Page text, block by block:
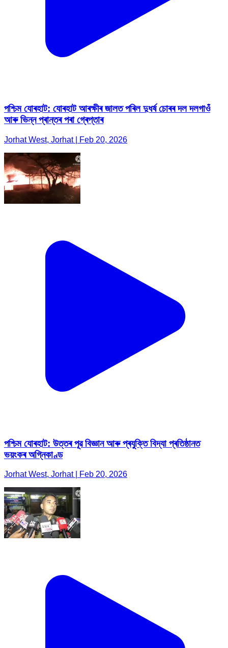
পশ্চিম যোৰহাট: যোৰহাট আৰক্ষীৰ জালত পৰিল দুধৰ্ষ চোৰৰ দল দলগাওঁ
আৰু ভিন্ন প্ৰান্তৰ পৰা গ্ৰেপ্তাৰ
Jorhat West, Jorhat | Feb 20, 2026
পশ্চিম যোৰহাট: উত্তৰ পূৱ বিজ্ঞান আৰু প্ৰযুক্তি বিদ্যা প্ৰতিষ্ঠানত
ভয়ংকৰ অগ্নিকাণ্ড
Jorhat West, Jorhat | Feb 20, 2026